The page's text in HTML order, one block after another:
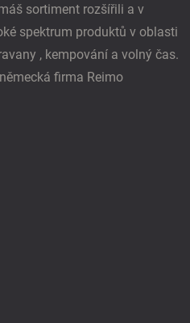
sortiment rozšířili a v
spektrum produktů v oblasti
, kempování a volný čas.
firma Reimo